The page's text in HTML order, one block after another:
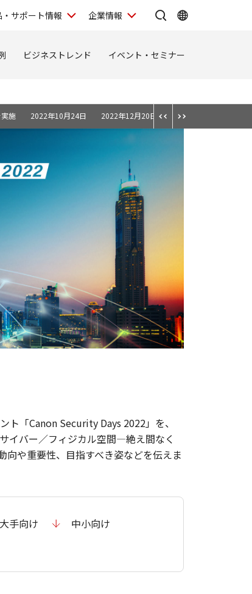
・サポート情報 企業情報
ビジネストレンド イベント・セミナー
施 2022年10月24日 2022年12月20日 2022年12月2日
「Canon Security Days 2022」を、
イバー／フィジカル空間―絶え間なく
や重要性、目指すべき姿などを伝えま
手向け
中小向け